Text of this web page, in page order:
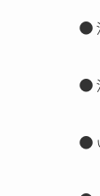
●
●
●